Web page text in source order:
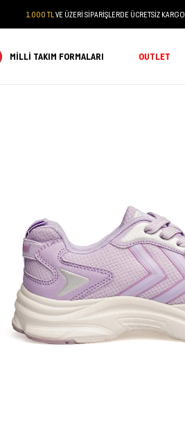
1.000 TL VE ÜZERİ SİPARİŞLERDE ÜCRETSİZ KARGO
MILLI TAKIM FORMALARI OUTLET